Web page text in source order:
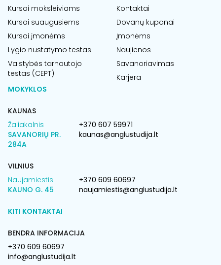
Kursai moksleiviams
Kursai suaugusiems
Kursai įmonėms
Lygio nustatymo testas
Valstybės tarnautojo
testas (CEPT)
Kontaktai
Dovanų kuponai
Įmonėms
Naujienos
Savanoriavimas
Karjera
MOKYKLOS
KAUNAS
Žaliakalnis
SAVANORIŲ PR.
284A
+370 607 59971
kaunas@anglustudija.lt
VILNIUS
Naujamiestis
KAUNO G. 45
+370 609 60697
naujamiestis@anglustudija.lt
KITI KONTAKTAI
BENDRA INFORMACIJA
+370 609 60697
info@anglustudija.lt